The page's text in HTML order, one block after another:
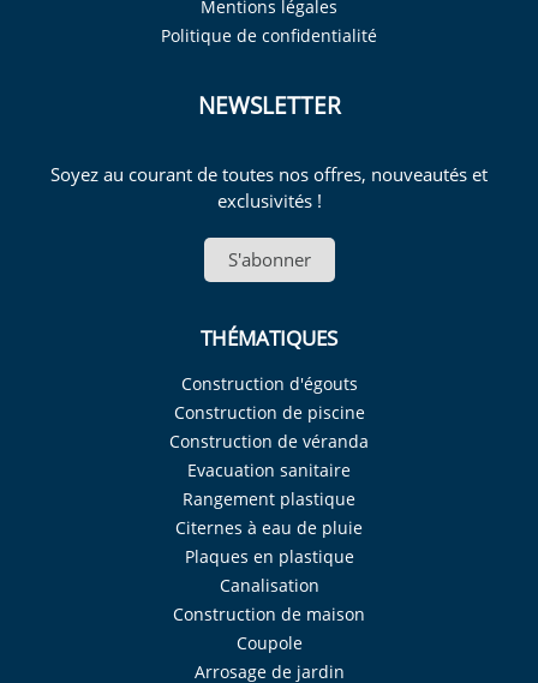
Mentions légales
Politique de confidentialité
NEWSLETTER
Soyez au courant de toutes nos offres, nouveautés et
exclusivités !
S'abonner
THÉMATIQUES
Construction d'égouts
Construction de piscine
Construction de véranda
Evacuation sanitaire
Rangement plastique
Citernes à eau de pluie
Plaques en plastique
Canalisation
Construction de maison
Coupole
Arrosage de jardin